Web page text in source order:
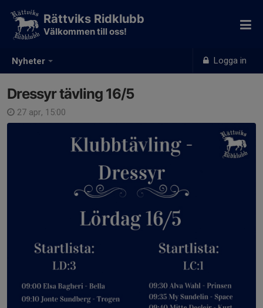
Nyheter Logga in
Rättviks Ridklubb
Välkommen till oss!
Dressyr tävling 16/5
27 apr, 15:00